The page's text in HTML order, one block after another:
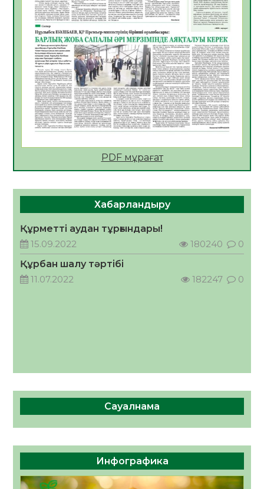
Open Air: Қызылорда облысы полиция
департаменті 20 мыңнан астам
көрерменнің қауіпсіздігін қамтамасыз етті
06.08.2026
48
ҚЫЗЫЛОРДАДА «САНАЛЫ ҰРПАҚ –
ЖАРҚЫН БОЛАШАҚ» АТТЫ КЕҢЕЙТІЛГЕН
МӘЖІЛІС ӨТТІ
05.08.2026
49
Қазақстан Орталық Азиядағы көшуге ең
азаматтың міндеті
Руслан Рүстемұлы облыс әкімінің
кеңесшісі болып тағайындалды
05.08.2026
47 0
PDF мұрағат
Хабарландыру
Құрметті аудан тұрғындары!
15.09.2022
180240
0
Құрбан шалу тәртібі
11.07.2022
182247 0
Сауалнама
Инфографика